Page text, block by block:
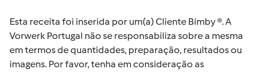
Esta receita foi inserida por um(a) Cliente Bimby ®. A
Vorwerk Portugal não se responsabiliza sobre a mesma
em termos de quantidades, preparação, resultados ou
imagens. Por favor, tenha em consideração as